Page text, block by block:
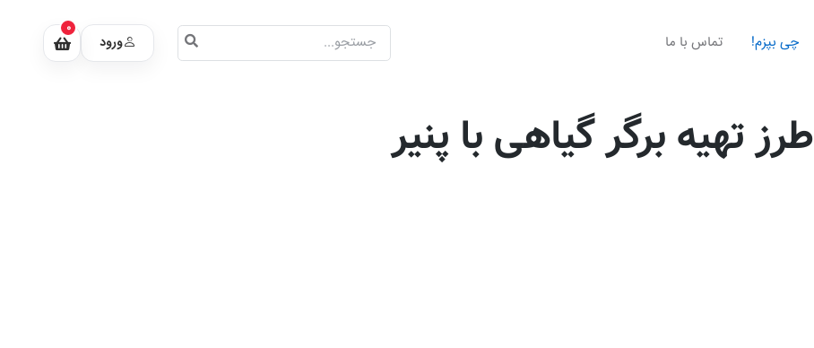
چی بپزم! تماس با ما ورود
0
طرز تهیه برگر گیاهی با پنیر